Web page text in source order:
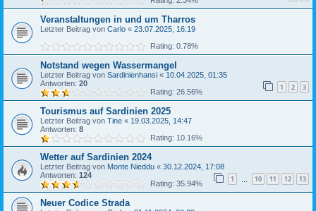
Veranstaltungen in und um Tharros
Letzter Beitrag von Carlo « 23.07.2025, 16:19
Rating: 0.78%
Notstand wegen Wassermangel
Letzter Beitrag von Sardinienhansi « 10.04.2025, 01:35
Antworten: 20 1 2 3
Rating: 26.56%
Tourismus auf Sardinien 2025
Letzter Beitrag von Tine « 19.03.2025, 14:47
Antworten: 8
Rating: 10.16%
Wetter auf Sardinien 2024
Letzter Beitrag von Monte Nieddu « 30.12.2024, 17:08
Antworten: 124 1 10 11 12 13
Rating: 35.94%
Neuer Codice Strada